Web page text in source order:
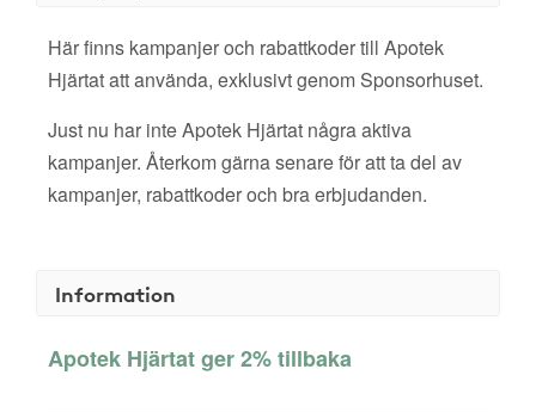
Här finns kampanjer och rabattkoder till Apotek
Hjärtat att använda, exklusivt genom Sponsorhuset.
Just nu har inte Apotek Hjärtat några aktiva
kampanjer. Återkom gärna senare för att ta del av
kampanjer, rabattkoder och bra erbjudanden.
Information
Apotek Hjärtat ger 2% tillbaka